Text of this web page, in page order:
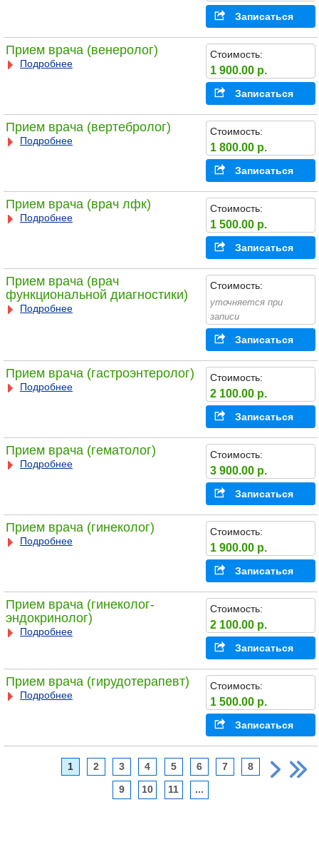
Записаться
Прием врача (венеролог)
Подробнее
Стоимость:
1 900.00 р.
Записаться
Прием врача (вертебролог)
Подробнее
Стоимость:
1 800.00 р.
Записаться
Прием врача (врач лфк)
Подробнее
Стоимость:
1 500.00 р.
Записаться
Прием врача (врач
функциональной диагностики)
Подробнее
Стоимость:
уточняется при
записи
Записаться
Прием врача (гастроэнтеролог)
Подробнее
Стоимость:
2 100.00 р.
Записаться
Прием врача (гематолог)
Подробнее
Стоимость:
3 900.00 р.
Записаться
Прием врача (гинеколог)
Подробнее
Стоимость:
1 900.00 р.
Записаться
Прием врача (гинеколог-
эндокринолог)
Подробнее
Стоимость:
2 100.00 р.
Записаться
Прием врача (гирудотерапевт)
Подробнее
Стоимость:
1 500.00 р.
Записаться
1 2 3 4 5 6 7 8
9 10 11 ...